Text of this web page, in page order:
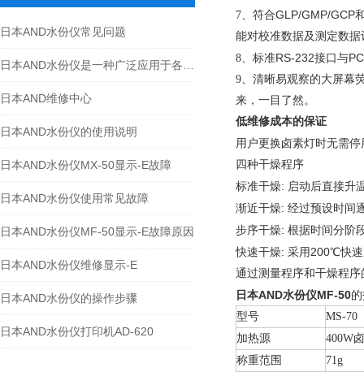
日本AND水份仪常见问题
日本AND维修中心
日本AND水份仪的使用说明
日本AND水份仪MX-50显示-E故障
日本AND水份仪使用常见故障
日本AND水份仪MF-50显示-E故障原因
日本AND水份仪维修显示-E
日本AND水份仪的操作步骤
日本AND水份仪打印机AD-620
7、符合GLP/GMP/GCP
能对校准数据及测定数
8、标准RS-232接口 与PC
9、清晰易观察的大屏幕
来，一目了然。
低维修成本的保证
用户更换卤素灯时无需
四种干燥程序
标准干燥: 启动后直接升
渐近干燥: 经过预设时间
步序干燥: 根据时间分阶
快速干燥: 采用 200℃快
通过测量程序和干燥程
日本AND水份仪MF-50
型号
MS-70
加热源
400W
称重范围
71g